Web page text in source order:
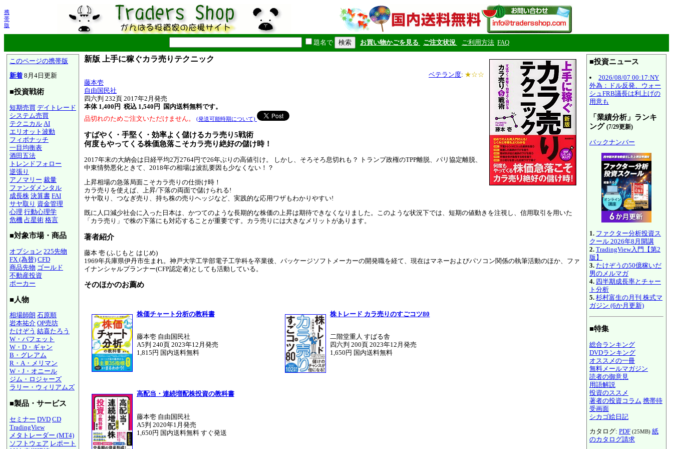
携
帯
版
題名で お買い物かごを見る ご注文状況 ご利用方法 FAQ
このページの携帯版
新着 8月4日更新
■投資戦術
短期売買 デイトレード
システム売買
テクニカル AI
エリオット波動
フィボナッチ
一目均衡表
酒田五法
トレンドフォロー
逆張り
アノマリー 裁量
ファンダメンタル
成長株 決算書 FAI
サヤ取り 資金管理
心理 行動心理学
危機 占星術 格言
■対象市場・商品
オプション 225先物
FX (為替) CFD
商品先物 ゴールド
不動産投資
ポーカー
■人物
相場師朗 石原順
岩本祐介 OP売坊
たけぞう 結喜たろう
W・バフェット
W・D・ギャン
B・グレアム
R・A・メリマン
W・J・オニール
ジム・ロジャーズ
ラリー・ウィリアムズ
■製品・サービス
セミナー DVD CD
TradingView
メタトレーダー (MT4)
ソフトウェア レポート
新版 上手に稼ぐカラ売りテクニック
ベテラン度: ★☆☆
藤本壱
自由国民社
四六判 232頁 2017年2月発売
本体 1,400円 税込 1,540円
国内送料無料です。
品切れのためご注文いただけません。
(発送可能時期について)
すばやく・手堅く・効率よく儲けるカラ売り5戦術
何度もやってくる株価急落こそカラ売り絶好の儲け時！
2017年末の大納会は日経平均2万2764円で26年ぶりの高値引け。 しかし、そろそろ息切れも？ トランプ政権のTPP離脱、パリ協定離脱、
中東情勢悪化ときて、2018年の相場は波乱要因も少なくない！？
上昇相場の急落局面こそカラ売りの仕掛け時！
カラ売りを使えば、上昇/下落の両面で儲けられる!
サヤ取り、つなぎ売り、持ち株の売りヘッジなど、実践的な応用ワザもわかりやすい!
既に人口減少社会に入った日本は、かつてのような長期的な株価の上昇は期待できなくなりました。このような状況下では、短期の値動きを注視し、信用取引を用いた
「カラ売り」で株の下落にも対応することが重要です。カラ売りには大きなメリットがあります。
著者紹介
藤本 壱 (ふじもと はじめ)
1969年兵庫県伊丹市生まれ。神戸大学工学部電子工学科を卒業後、パッケージソフトメーカーの開発職を経て、現在はマネーおよびパソコン関係の執筆活動のほか、ファ
イナンシャルプランナー(CFP認定者)としても活動している。
そのほかのお薦め
株価チャート分析の教科書
藤本壱 自由国民社
A5判 240頁 2023年12月発売
1,815円 国内送料無料
株トレード カラ売りのすごコツ80
二階堂重人 すばる舎
四六判 200頁 2023年12月発売
1,650円 国内送料無料
高配当・連続増配株投資の教科書
藤本壱 自由国民社
A5判 2020年1月発売
1,650円 国内送料無料 すぐ発送
■投資ニュース
2026/08/07 00:17:NY
外為：ドル反発、ウォー
シュFRB議長は利上げの
用意も
「業績分析」ランキ
ング (7/29更新)
バックナンバー
1. ファクター分析投資ス
クール 2026年8月開講
2. TradingView入門【第2
版】
3. たけぞうの50億稼いだ
男のメルマガ
4. 四半期成長率とチャー
ト分析
5. 杉村富生の月刊 株式マ
ガジン (6か月更新)
■特集
総合ランキング
DVDランキング
オススメの一冊
無料メールマガジン
読者の御意見
用語解説
投資のススメ
著者の投資コラム 携帯待
受画面
シカゴ絵日記
カタログ: PDF (25MB) 紙
のカタログ請求